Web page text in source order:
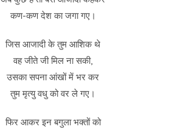
कण-कण देश का जगा गए।
जिस आजादी के तुम आशिक थे
वह जीते जी मिल ना सकी,
उसका सपना आंखों में भर कर
तुम मृत्यु वधु को वर ले गए।
फिर आकर इन बगुला भक्तों को